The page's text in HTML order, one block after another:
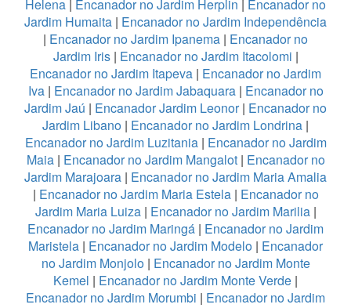
Helena | Encanador no Jardim Herplin | Encanador no
Jardim Humaita | Encanador no Jardim Independência
| Encanador no Jardim Ipanema | Encanador no
Jardim Iris| Encanador no Jardim Itacolomi |
Encanador no Jardim Itapeva | Encanador no Jardim
Iva| Encanador no Jardim Jabaquara| Encanador no
Jardim Jaú | Encanador Jardim Leonor| Encanador no
Jardim Libano | Encanador no Jardim Londrina |
Encanador no Jardim Luzitania| Encanador no Jardim
Maia| Encanador no Jardim Mangalot| Encanador no
Jardim Marajoara | Encanador no Jardim Maria Amalia
| Encanador no Jardim Maria Estela| Encanador no
Jardim Maria Luiza| Encanador no Jardim Marilia|
Encanador no Jardim Maringá | Encanador no Jardim
Maristela | Encanador no Jardim Modelo | Encanador
no Jardim Monjolo| Encanador no Jardim Monte
Kemel | Encanador no Jardim Monte Verde |
Encanador no Jardim Morumbi | Encanador no Jardim